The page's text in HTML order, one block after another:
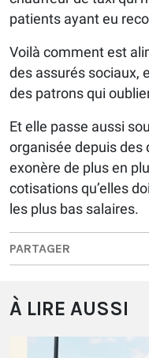
patients ayant eu
Voilà comment est
des assurés sociaux,
des patrons qui
Et elle passe aussi
organisée depuis des
exonère de plus en
cotisations qu’elles
les plus bas salaires.
PARTAGER
À LIRE AUSSI